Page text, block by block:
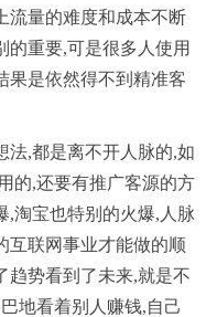
流量的难度和成本不断
的重要,可是很多人使用
果是依然得不到精准客
法,都是离不开人脉的,如
的,还要有推广客源的方
,淘宝也特别的火爆,人脉
互联网事业才能做的顺
趋势看到了未来,就是不
地看着别人赚钱,自己